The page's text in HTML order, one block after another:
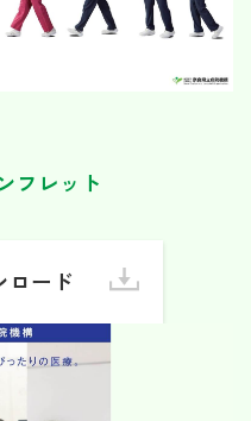
フレット
ロード